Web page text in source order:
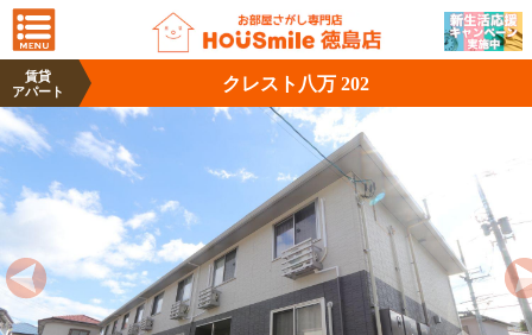
賃貸
アパート
クレスト八万 202